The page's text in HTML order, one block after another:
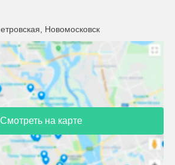
Новомосковск
Смотреть на карте